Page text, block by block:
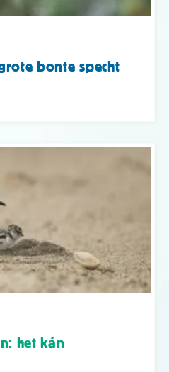
bonte specht
het kán